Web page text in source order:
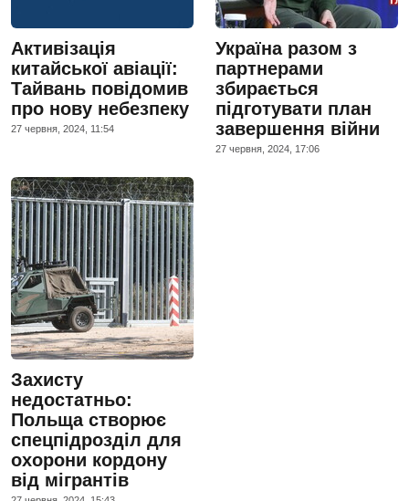
Активізація
китайської авіації:
Тайвань повідомив
про нову небезпеку
27 червня, 2024, 11:54
Україна разом з
партнерами
збирається
підготувати план
завершення війни
27 червня, 2024, 17:06
Захисту
недостатньо:
Польща створює
спецпідрозділ для
охорони кордону
від мігрантів